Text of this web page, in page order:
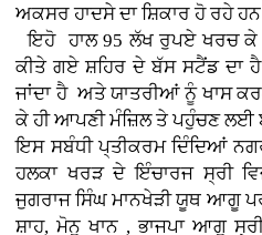
ਅਕਸਰ ਹਾਦਸੇ ਦਾ ਸ਼ਿਕਾਰ ਹੋ ਰਹੇ
ਇਹੋ ਹਾਲ 95 ਲੱਖ ਰੁਪਏ ਖਰਚ ਕੇ
ਕੀਤੇ ਗਏ ਸ਼ਹਿਰ ਦੇ ਬੱਸ ਸਟੈਂਡ ਦਾ
ਜਾਂਦਾ ਹੈ ਅਤੇ ਯਾਤਰੀਆਂ ਨੂੰ ਖਾਸ
ਕੇ ਹੀ ਆਪਣੀ ਮੰਜ਼ਿਲ ਤੇ ਪਹੁੰਚਣ
ਇਸ ਸਬੰਧੀ ਪ੍ਤੀਕਰਮ ਦਿੰਦਿਆਂ
ਹਲਕਾ ਖਰੜ ਦੇ ਇੰਚਾਰਜ ਸ੍ਰੀ
ਜੁਗਰਾਜ ਸਿੰਘ ਮਾਨਖੇੜੀ ਯੂਥ ਆਗੂ
ਸ਼ਾਹ, ਮੋਨੂ ਖਾਨ , ਭਾਜਪਾ ਆਗੂ